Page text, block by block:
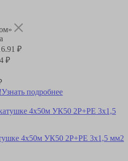
₽
₽
Узнать подробнее
4х50м УК50 2Р+PЕ 3х1,5 мм2